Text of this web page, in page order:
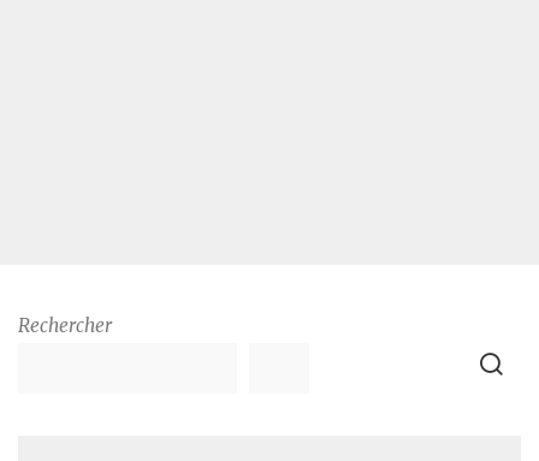
Rechercher